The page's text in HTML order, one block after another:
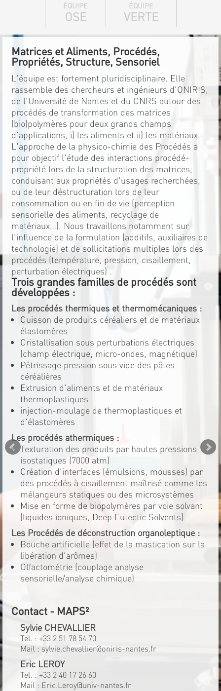
ÉQUIPE
OSE
ÉQUIPE
VERTE
Matrices et Aliments, Procédés,
Propriétés, Structure, Sensoriel
L'équipe est fortement pluridisciplinaire. Elle
rassemble des chercheurs et ingénieurs d'ONIRIS,
de l'Université de Nantes et du CNRS autour des
procédés de transformation des matrices
(bio)polymères pour deux grands champs
d'applications, i) les aliments et ii) les matériaux.
L'approche de la physico-chimie des Procédés a
pour objectif l'étude des interactions procédé-
propriété lors de la structuration des matrices,
conduisant aux propriétés d'usages recherchées,
ou de leur déstructuration lors de leur
consommation ou en fin de vie (perception
sensorielle des aliments, recyclage de
matériaux…). Nous travaillons notamment sur
l'influence de la formulation (additifs, auxiliaires de
technologie) et de sollicitations multiples lors des
procédés (température, pression, cisaillement,
perturbation électriques) .
Trois grandes familles de procédés sont
développées :
Les procédés thermiques et thermomécaniques :
Cuisson de produits céréaliers et de matériaux
élastomères
Cristallisation sous perturbations électriques
(champ électrique, micro-ondes, magnétique)
Pétrissage pression sous vide des pâtes
céréalières
Extrusion d'aliments et de matériaux
thermoplastiques
injection-moulage de thermoplastiques et
d'élastomères
Les procédés athermiques :
Texturation des produits par hautes pressions
isostatiques (7000 atm)
Création d'interfaces (émulsions, mousses) par
des procédés à cisaillement maîtrisé comme les
mélangeurs statiques ou des microsystèmes
Mise en forme de biopolymères par voie solvant
(liquides ioniques, Deep Eutectic Solvents)
Les Procédés de déconstruction organoleptique :
Bouche artificielle (effet de la mastication sur la
libération d'arômes)
Olfactométrie (couplage analyse
sensorielle/analyse chimique)
Contact - MAPS²
Sylvie CHEVALLIER
Tel. : +33 2 51 78 54 70
Mail : sylvie.chevallier@oniris-nantes.fr
Eric LEROY
Tel. : +33 2 40 17 26 60
Mail : Eric.Leroy@univ-nantes.fr